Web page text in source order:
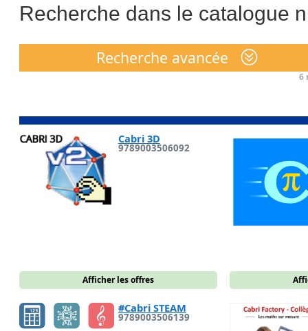
Recherche dans le catalogue
Recherche avancée
6
Cabri 3D
9789003506092
Afficher les offres
#Cabri STEAM
9789003506139